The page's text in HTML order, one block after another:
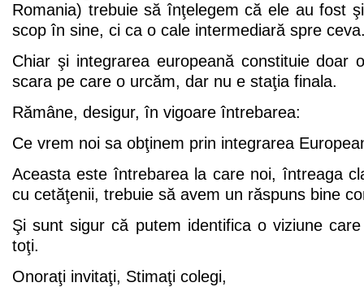
Romania) trebuie să înţelegem că ele au fost
scop în sine, ci ca o cale intermediară spre
Chiar şi integrarea europeană constituie doar
scara pe care o urcăm, dar nu e staţia finala.
Rămâne, desigur, în vigoare întrebarea:
Ce vrem noi sa obţinem prin integrarea
Aceasta este întrebarea la care noi, întreaga
cu cetăţenii, trebuie să avem un răspuns bine
Şi sunt sigur că putem identifica o viziune
toţi.
Onoraţi invitaţi, Stimaţi colegi,